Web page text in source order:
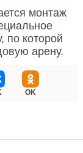
монтаж
по которой
арену.
OK